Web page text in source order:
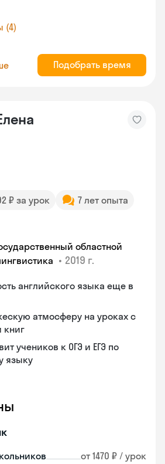
(4)
Подобрать время
₽ за урок
7 лет опыта
областной
• 2019 г.
английского языка еще в
атмосферу на уроках с
книг
учеников к ОГЭ и ЕГЭ по
языку
от 1470 ₽ / урок